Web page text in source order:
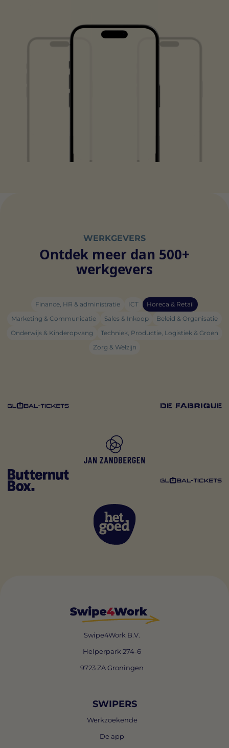
WERKGEVERS
Ontdek meer dan 500+
werkgevers
Finance, HR & administratie ICT
Horeca & Retail
Marketing & Communicatie
Sales & Inkoop
Beleid & Organisatie
Onderwijs & Kinderopvang
Techniek, Productie, Logistiek & Groen
Zorg & Welzijn
Swipe4Work B.V.
Helperpark 274-6
9723 ZA Groningen
SWIPERS
Werkzoekende
De app